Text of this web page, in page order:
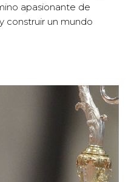
apasionante de
construir un mundo